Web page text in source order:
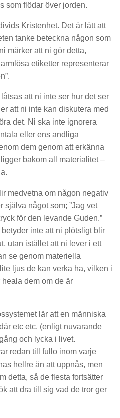
som flödar över jorden.
Kristenhet. Det är lätt att
tanke beteckna någon som
märker att ni gör detta,
etiketter representerar
att ni inte ser hur det ser
att ni inte kan diskutera med
det. Ni ska inte ignorera
eller ens andliga
dem genom att erkänna
bakom all materialitet –
medvetna om någon negativ
själva något som; ”Jag vet
för den levande Guden.”
inte att ni plötsligt blir
utan istället att ni lever i ett
se genom materiella
ljus de kan verka ha, vilken i
dem om de är
lär att en människa
etc etc. (enligt nuvarande
och lycka i livet.
redan till fullo inom varje
hellre än att uppnås, men
detta, så de flesta fortsätter
att dra till sig vad de tror ger